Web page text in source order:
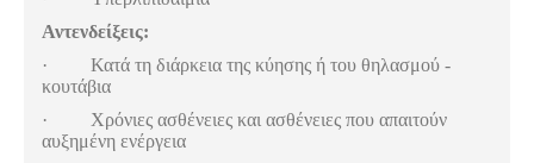
Αντενδείξεις:
· Κατά τη διάρκεια της κύησης ή του θηλασμού -
κουτάβια
· Χρόνιες ασθένειες και ασθένειες που απαιτούν
αυξημένη ενέργεια